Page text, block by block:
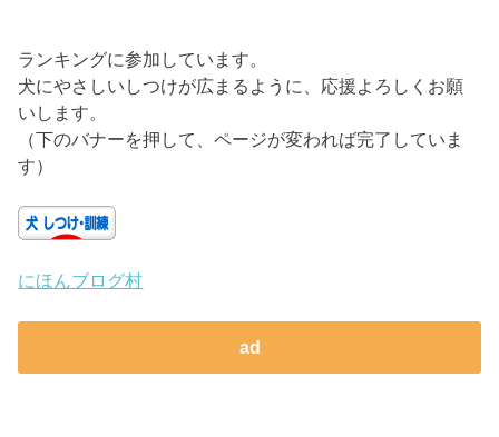
ランキングに参加しています。
犬にやさしいしつけが広まるように、応援よろしくお願
いします。
（下のバナーを押して、ページが変われば完了していま
す）
にほんブログ村
ad